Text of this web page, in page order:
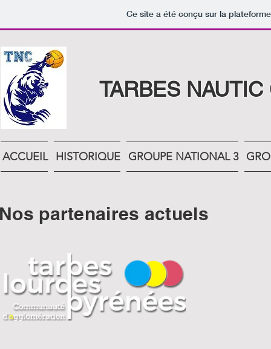
Ce site a été conçu sur la
TARBES
ACCUEIL HISTORIQUE GROUPE NATIONAL 3
partenaires actuels